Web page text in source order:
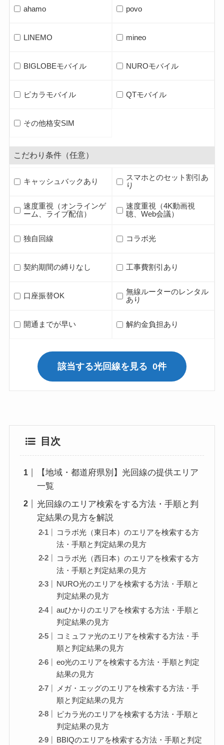
ahamo povo
LINEMO mineo
BIGLOBEモバイル NUROモバイル
ピカラモバイル QTモバイル
その他格安SIM
こだわり条件（任意）
キャッシュバックあり
スマホとのセット割引あ
り
速度重視（オンラインゲ
ーム、ライブ配信）
速度重視（4K動画視
聴、Web会議）
独自回線 コラボ光
契約期間の縛りなし 工事費割引あり
口座振替OK
無線ルーターのレンタル
あり
開通までが早い 解約金負担あり
該当する光回線を見る 0件
目次
【地域・都道府県別】光回線の提供エリア
一覧
光回線のエリア検索をする方法・手順と判
定結果の見方を解説
コラボ光（東日本）のエリアを検索する方
法・手順と判定結果の見方
コラボ光（西日本）のエリアを検索する方
法・手順と判定結果の見方
NURO光のエリアを検索する方法・手順と
判定結果の見方
auひかりのエリアを検索する方法・手順と
判定結果の見方
コミュファ光のエリアを検索する方法・手
順と判定結果の見方
eo光のエリアを検索する方法・手順と判定
結果の見方
メガ・エッグのエリアを検索する方法・手
順と判定結果の見方
ピカラ光のエリアを検索する方法・手順と
判定結果の見方
BBIQのエリアを検索する方法・手順と判定